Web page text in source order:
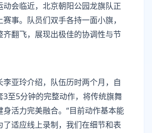
动会临近，北京朝阳公园龙旗队正
事。队员们双手各持一面小旗，
齐翻飞，展现出极佳的协调性与节
李亚玲介绍，队伍历时两个月，自
3至5分钟的完整动作，将传统旗舞
身活力完美融合。“目前动作基本能
了适应线上录制，我们在细节和表